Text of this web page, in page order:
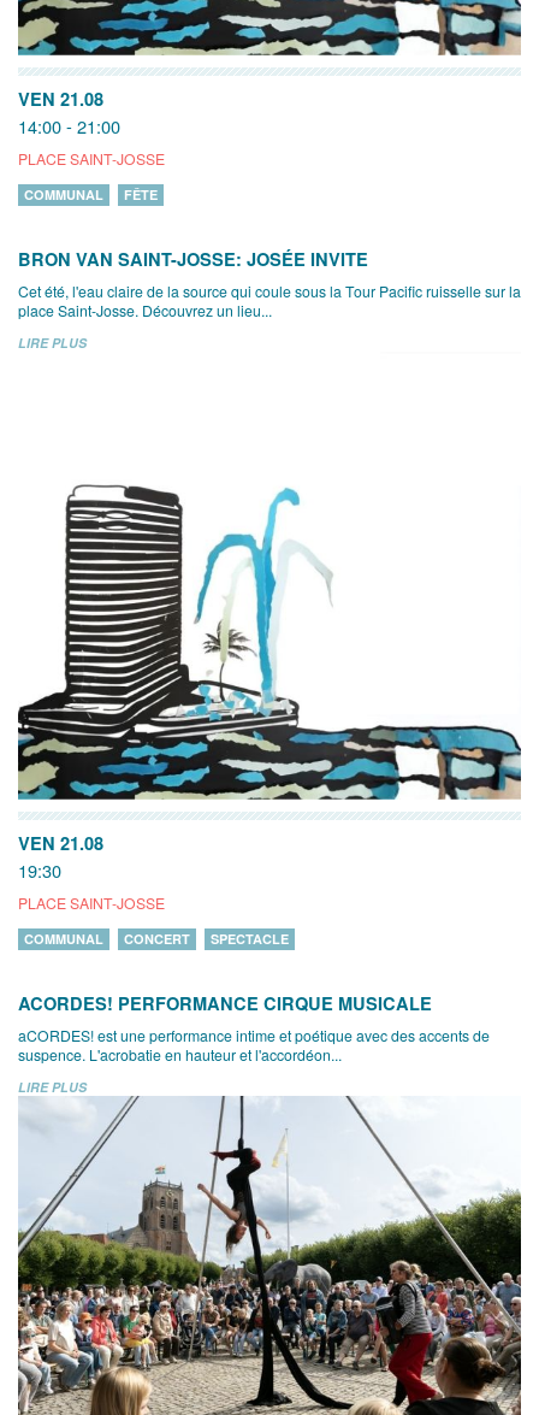
VEN 21.08
14:00 - 21:00
PLACE SAINT-JOSSE
COMMUNAL FÊTE
BRON VAN SAINT-JOSSE: JOSÉE INVITE
Cet été, l'eau claire de la source qui coule sous la Tour Pacific ruisselle sur la
place Saint-Josse. Découvrez un lieu...
LIRE PLUS
VEN 21.08
19:30
PLACE SAINT-JOSSE
COMMUNAL CONCERT SPECTACLE
ACORDES! PERFORMANCE CIRQUE MUSICALE
aCORDES! est une performance intime et poétique avec des accents de
suspence. L'acrobatie en hauteur et l'accordéon...
LIRE PLUS